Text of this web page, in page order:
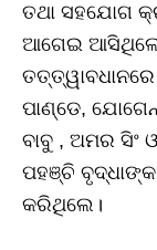
ତଥା ସହଯୋଗ
ଆଗେଇ
ପାଣ୍ଡେ,
ବାବୁ , ଅମର ସିଂ
ପହଞ୍ଚି
କରିଥିଲେ।